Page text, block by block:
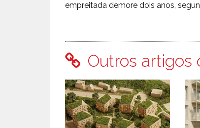
empreitada demore dois anos,
Outros